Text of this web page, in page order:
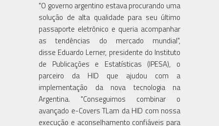
"O governo argentino estava procurando uma
solução de alta qualidade para seu último
passaporte eletrônico e queria acompanhar
as tendências do mercado mundial",
disse Eduardo Lerner, presidente do Instituto
de Publicações e Estatísticas (IPESA), o
parceiro da HID que ajudou com a
implementação da nova tecnologia na
Argentina. "Conseguimos combinar o
avançado e-Covers TLam da HID com nossa
execução e aconselhamento confiáveis ​​para